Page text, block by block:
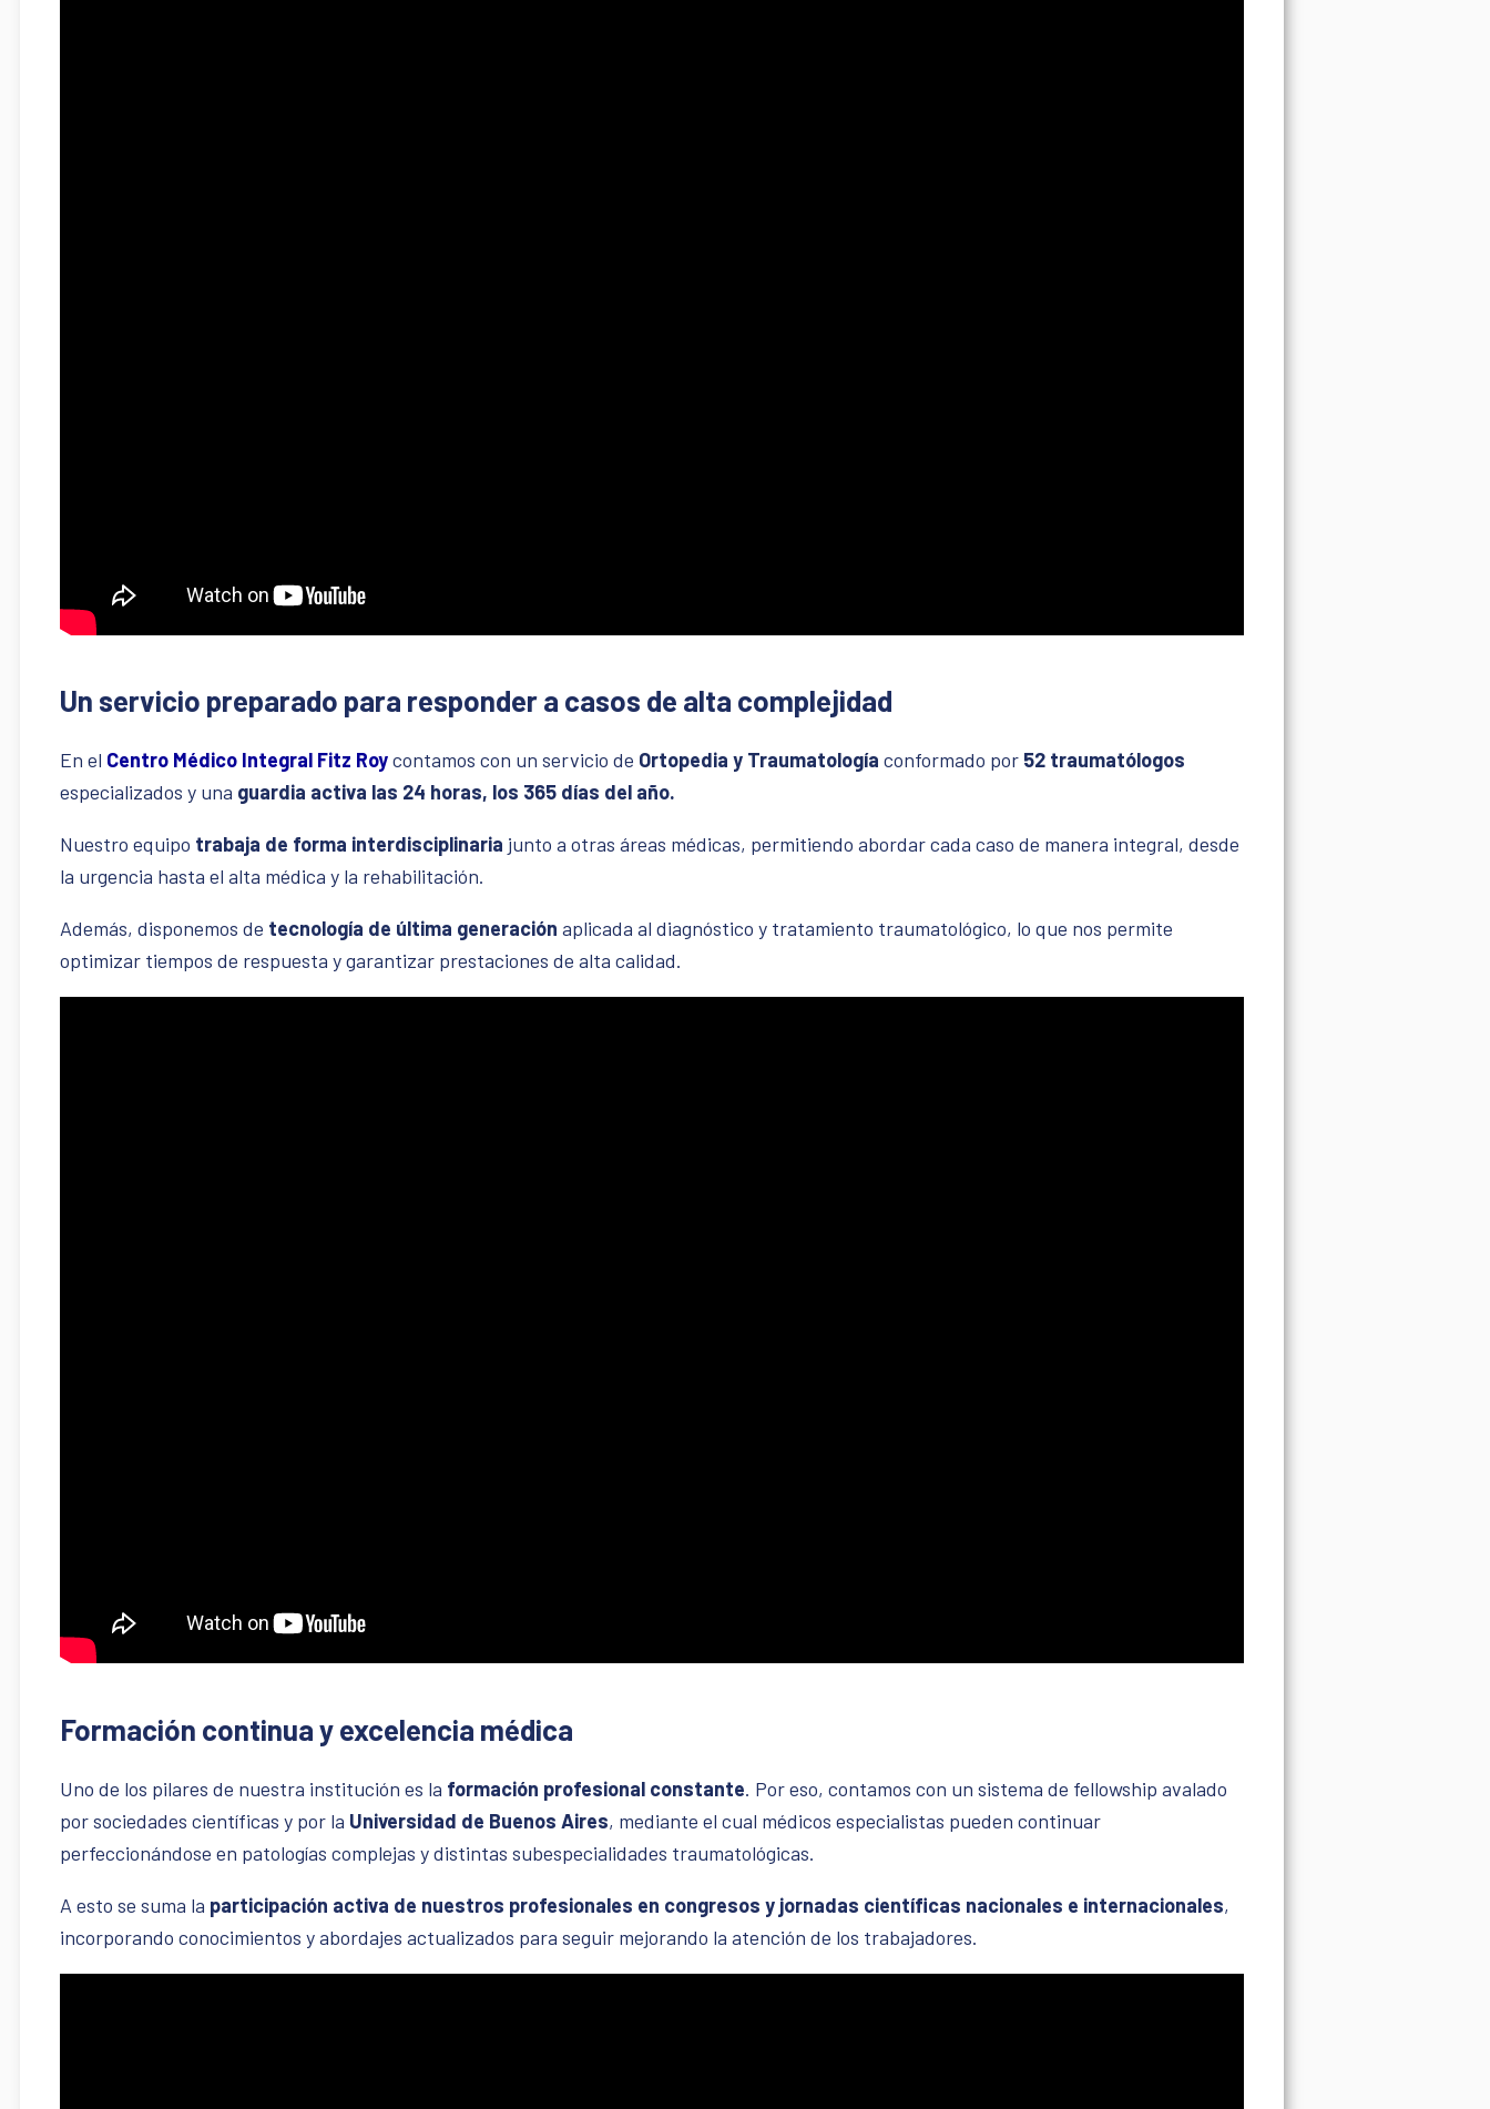
Un servicio preparado para responder a casos de alta complejidad
En el Centro Médico Integral Fitz Roycontamos con un servicio de Ortopedia y Traumatología conformado por 52 traumatólogos
especializados y una guardia activa las 24 horas, los 365 días del año.
Nuestro equipo trabaja de forma interdisciplinaria junto a otras áreas médicas, permitiendo abordar cada caso de manera integral, desde
la urgencia hasta el alta médica y la rehabilitación.
Además, disponemos de tecnología de última generación aplicada al diagnóstico y tratamiento traumatológico, lo que nos permite
optimizar tiempos de respuesta y garantizar prestaciones de alta calidad.
Formación continua y excelencia médica
Uno de los pilares de nuestra institución es la formación profesional constante. Por eso, contamos con un sistema de fellowship avalado
por sociedades científicas y por la Universidad de Buenos Aires, mediante el cual médicos especialistas pueden continuar
perfeccionándose en patologías complejas y distintas subespecialidades traumatológicas.
A esto se suma la participación activa de nuestros profesionales en congresos y jornadas científicas nacionales e internacionales,
incorporando conocimientos y abordajes actualizados para seguir mejorando la atención de los trabajadores.